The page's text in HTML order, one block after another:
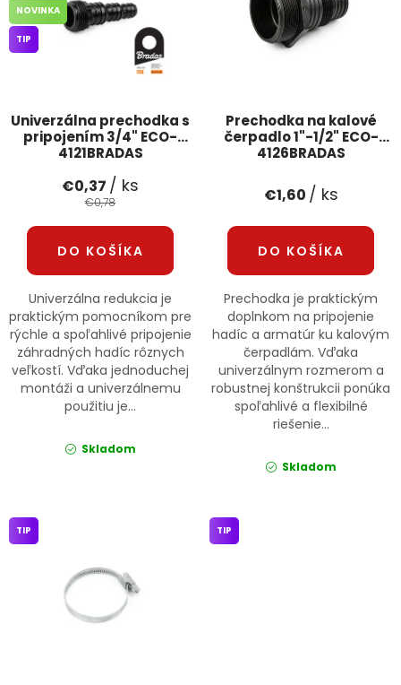
Univerzálna prechodka s
pripojením 3/4" ECO-
4121BRADAS
NOVINKA
TIP
€0,37 / ks
€0,78
DO KOŠÍKA
Univerzálna redukcia je
praktickým pomocníkom pre
rýchle a spoľahlivé pripojenie
záhradných hadíc rôznych
veľkostí. Vďaka jednoduchej
montáži a univerzálnemu
použitiu je...
Skladom
Prechodka na kalové
čerpadlo 1"-1/2" ECO-
4126BRADAS
€1,60 / ks
DO KOŠÍKA
Prechodka je praktickým
doplnkom na pripojenie
hadíc a armatúr ku kalovým
čerpadlám. Vďaka
univerzálnym rozmerom a
robustnej konštrukcii ponúka
spoľahlivé a flexibilné
riešenie...
Skladom
TIP TIP